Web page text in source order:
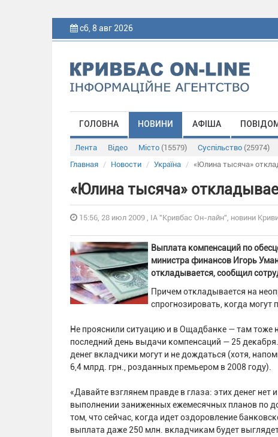
сб, 8 авг 2026
ГОЛОВНА НОВИНИ АФІША
Лента Відео Місто (15579) Суспільство (25974)
Главная
Новости Україна «Юлина тысяча»
«Юлина тысяча»
15:56, 28 июл 2009 , ІА "Кривбас Он-лайн", новини
Выплата компенсаций по
министра финансов Игорь
откладывается, сообщил
Причем откладывается на
спрогнозировать, когда
Не прояснили ситуацию и в Ощадбанке — там тоже
последний день выдачи компенсаций — 25
денег вкладчики могут и не дождаться (хотя,
6,4 млрд. грн., розданных премьером в 2008 году).
«Давайте взглянем правде в глаза: этих денег
выполнении заниженных ежемесячных планов по
том, что сейчас, когда идет оздоровление
выплата даже 250 млн. вкладчикам будет